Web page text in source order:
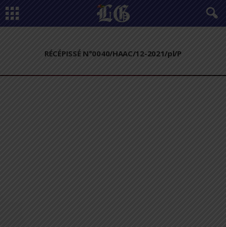
RÉCÉPISSÉ N°0040/HAAC/12-2021/pl/P